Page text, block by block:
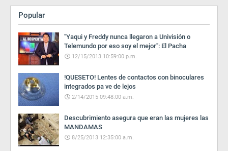
Popular
"Yaqui y Freddy nunca llegaron a Univisión o
Telemundo por eso soy el mejor": El Pacha
12/15/2013 10:59:00 p.m.
!QUESETO! Lentes de contactos con binoculares
integrados pa ve de lejos
2/14/2015 09:48:00 a.m.
Descubrimiento asegura que eran las mujeres las
MANDAMAS
8/25/2013 12:35:00 a.m.